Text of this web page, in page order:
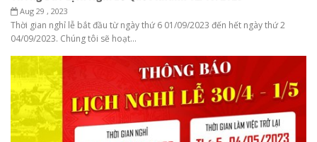
Aug 29 , 2023
Thời gian nghỉ lễ bắt đầu từ ngày thứ 6 01/09/2023 đến hết ngày thứ 2
04/09/2023. Chúng tôi sẽ hoạt...